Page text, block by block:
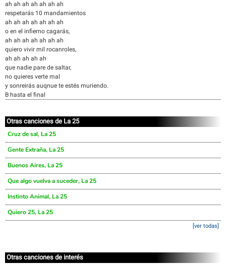
ah ah ah ah ah ah ah
respetarás 10 mandamientos
ah ah ah ah ah ah ah
o en el infierno cagarás,
ah ah ah ah ah ah ah
quiero vivir mil rocanroles,
ah ah ah ah ah
que nadie pare de saltar,
no quieres verte mal
y sonreirás auqnue te estés muriendo.
B hasta el final
Otras canciones de La 25
Cruz de sal, La 25
Gente Extraña, La 25
Buenos Aires, La 25
Que algo vuelva a suceder, La 25
Instinto Animal, La 25
Quiero 25, La 25
[ver todas]
Otras canciones de interés